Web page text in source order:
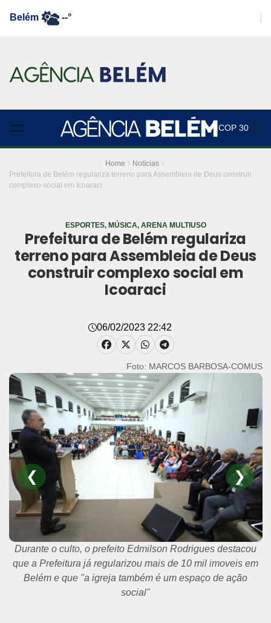
Belém --°
COP 30
Home
Notícias
Prefeitura de Belém regulariza terreno para Assembleia de Deus construir
complexo social em Icoaraci
ESPORTES, MÚSICA, ARENA MULTIUSO
Prefeitura de Belém regulariza
terreno para Assembleia de Deus
construir complexo social em
Icoaraci
06/02/2023 22:42
Foto: MARCOS BARBOSA-COMUS
❮ ❯
O culto reuniu centenas de pessoas em agradecimento à
Prefeitura por regularizar o terreno que oferecerá ações
sociais aos moradores de Icoaraci